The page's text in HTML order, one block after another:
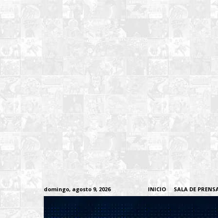
domingo, agosto 9, 2026 INICIO SALA DE